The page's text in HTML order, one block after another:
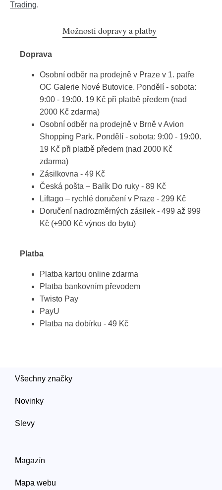
Trading.
Možnosti dopravy a platby
Doprava
Osobní odběr na prodejně v Praze v 1. patře
OC Galerie Nové Butovice. Pondělí - sobota:
9:00 - 19:00. 19 Kč při platbě předem (nad
2000 Kč zdarma)
Osobní odběr na prodejně v Brně v Avion
Shopping Park. Pondělí - sobota: 9:00 - 19:00.
19 Kč při platbě předem (nad 2000 Kč
zdarma)
Zásilkovna - 49 Kč
Česká pošta – Balík Do ruky - 89 Kč
Liftago – rychlé doručení v Praze - 299 Kč
Doručení nadrozměrných zásilek - 499 až 999
Kč (+900 Kč výnos do bytu)
Platba
Platba kartou online zdarma
Platba bankovním převodem
Twisto Pay
PayU
Platba na dobírku - 49 Kč
Všechny značky
Novinky
Slevy
Magazín
Mapa webu